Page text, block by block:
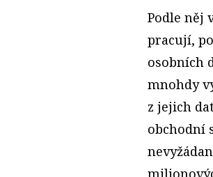
Podle něj
pracují,
osobních
mnohdy
z jejich
obchodní